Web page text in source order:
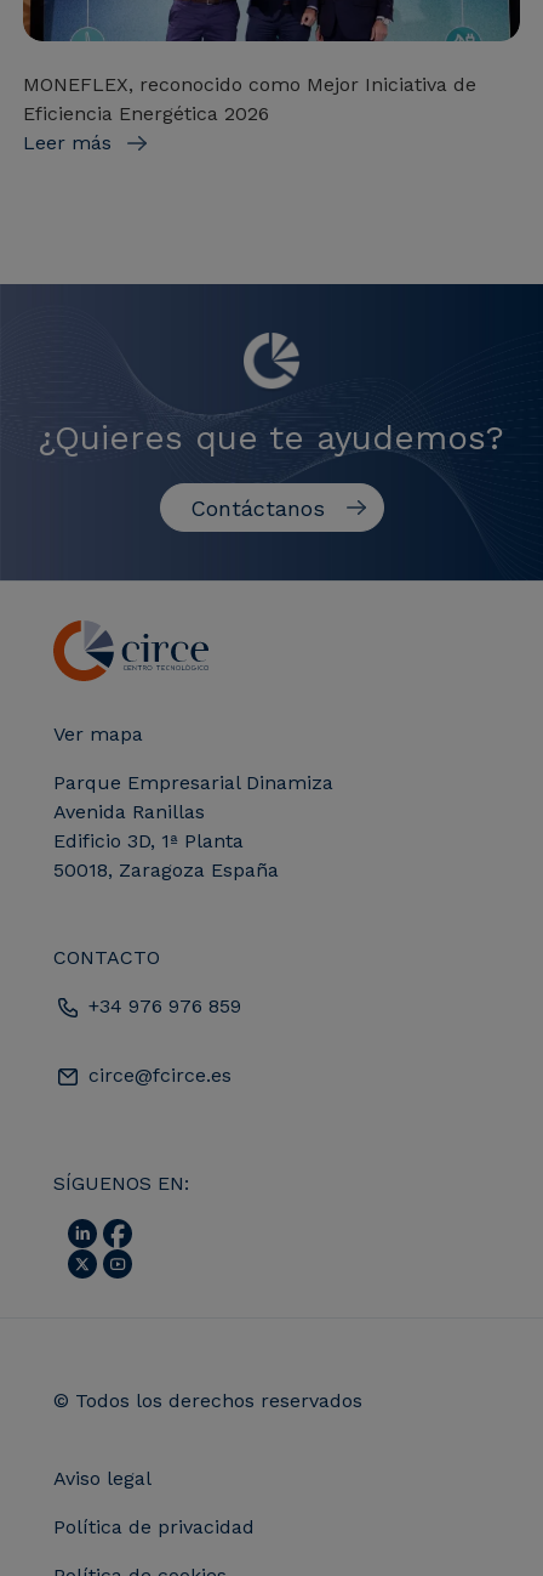
MONEFLEX, reconocido como Mejor Iniciativa de
Eficiencia Energética 2026
Leer más
¿Quieres que te ayudemos?
Contáctanos
Ver mapa
Parque Empresarial Dinamiza
Avenida Ranillas
Edificio 3D, 1ª Planta
50018, Zaragoza España
CONTACTO
+34 976 976 859
circe@fcirce.es
SÍGUENOS EN:
© Todos los derechos reservados
Aviso legal
Política de privacidad